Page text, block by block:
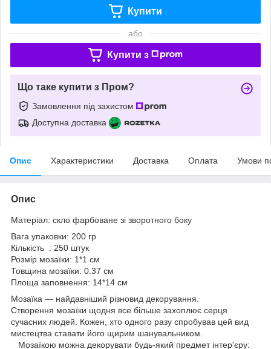
Купити
або
Купити з
Що таке купити з Пром?
Замовлення під захистом
Доступна доставка
Опис Характеристики Доставка Оплата Умови
Опис
Матеріал: скло фарбоване зі зворотного боку
Вага упаковки: 200 гр
Кількість : 250 штук
Розмір мозаїки: 1*1 см
Товщина мозаїки: 0.37 см
Площа заповнення: 14*14 см
Мозаїка — найдавніший різновид декорування.
Створення мозаїки щодня все більше захоплює серця
сучасних людей. Кожен, хто одного разу спробував цей вид
мистецтва ставати його щирим шанувальником.
Мозаїкою можна декорувати будь-який предмет інтер'єру: